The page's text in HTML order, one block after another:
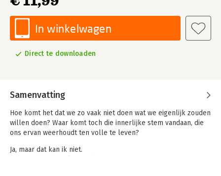
In winkelwagen
Direct te downloaden
Samenvatting
Hoe komt het dat we zo vaak niet doen wat we eigenlijk zouden
willen doen? Waar komt toch die innerlijke stem vandaan, die
ons ervan weerhoudt ten volle te leven?
Ja, maar dat kan ik niet.